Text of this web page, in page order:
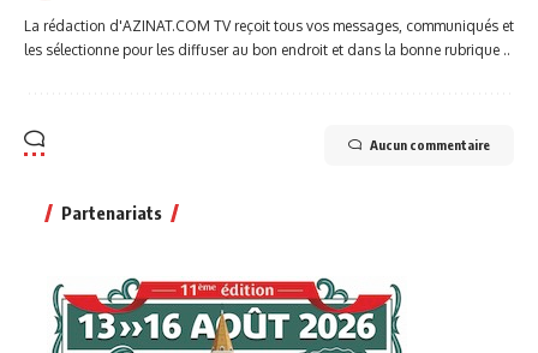
La rédaction d'AZINAT.COM TV reçoit tous vos messages, communiqués et
les sélectionne pour les diffuser au bon endroit et dans la bonne rubrique ..
Aucun commentaire
Partenariats